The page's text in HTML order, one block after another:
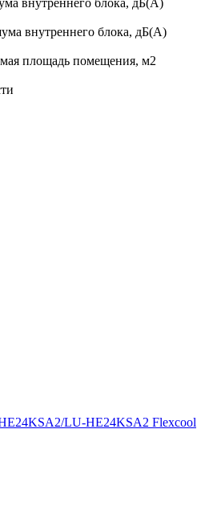
внутреннего блока, дБ(А)
внутреннего блока, дБ(А)
площадь помещения, м2
LU-HE24KSA2 Flexcool